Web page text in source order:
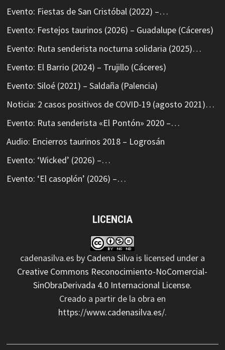
Evento: Fiestas de San Cristóbal (2022) –…
Evento: Festejos taurinos (2026) – Guadalupe (Cáceres)
Evento: Ruta senderista nocturna solidaria (2025)…
Evento: El Barrio (2024) – Trujillo (Cáceres)
Evento: Siloé (2021) – Saldaña (Palencia)
Noticia: 2 casos positivos de COVID-19 (agosto 2021)…
Evento: Ruta senderista «El Pontón» 2020 –…
Audio: Encierros taurinos 2018 – Logrosán
Evento: ‘Wicked’ (2026) –…
Evento: ‘El casoplón’ (2026) –…
LICENCIA
cadenasilva.es by Cadena Silva is licensed under a
Creative Commons Reconocimiento-NoComercial-
SinObraDerivada 4.0 Internacional License.
Creado a partir de la obra en
https://www.cadenasilva.es/.